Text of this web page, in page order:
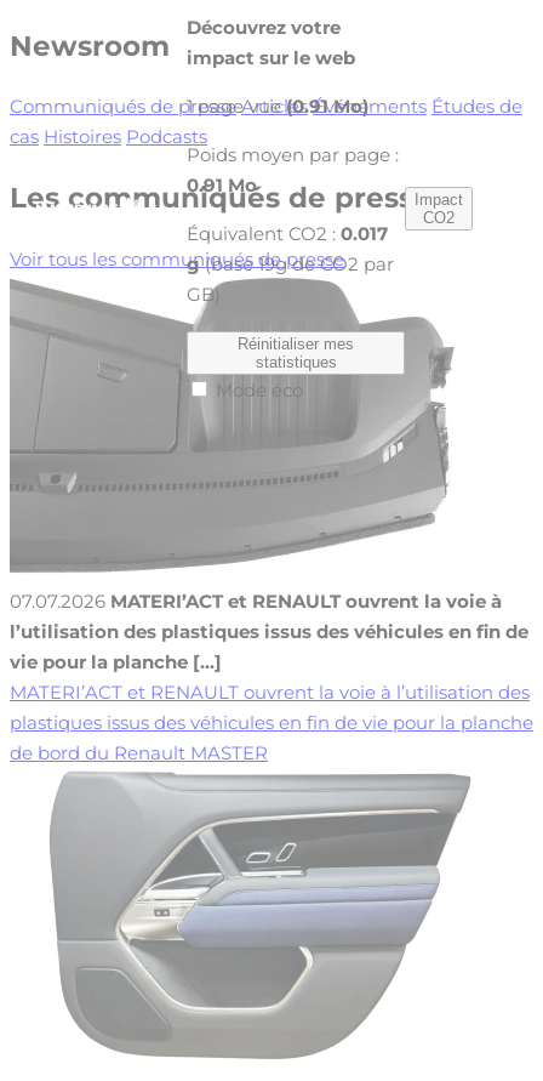
Cookies management panel
fr
Découvrez votre
impact sur le web
1 page vue(0.91 Mo)
Poids moyen par page :
0.91 Mo
Équivalent CO2 :0.017
g(base 19g de CO2 par
GB)
Réinitialiser mes
statistiques
Mode éco
Impact
CO2
Newsroom
Communiqués de presse Articles Événements Études de
cas Histoires Podcasts
Les communiqués de presse
Voir tous les communiqués de presse
07.07.2026 MATERI’ACT et RENAULT ouvrent la voie à
l’utilisation des plastiques issus des véhicules en fin de
vie pour la planche [...]
MATERI’ACT et RENAULT ouvrent la voie à l’utilisation des
plastiques issus des véhicules en fin de vie pour la planche
de bord du Renault MASTER